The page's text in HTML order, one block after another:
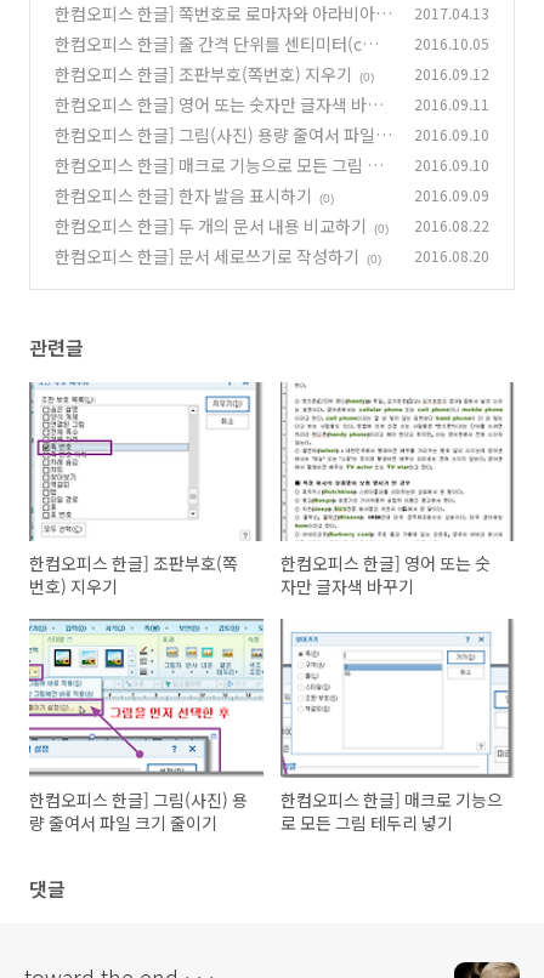
(0)
한컴오피스 한글] 쪽번호로 로마자와 아라비아
숫자를 같이 사용하기 (9)
2017.04.13
한컴오피스 한글] 줄 간격 단위를 센티미터(cm)
로 변경하기
(0)
2016.10.05
한컴오피스 한글] 조판부호(쪽번호) 지우기 (0) 2016.09.12
한컴오피스 한글] 영어 또는 숫자만 글자색 바꾸
기
(14)
2016.09.11
한컴오피스 한글] 그림(사진) 용량 줄여서 파일
크기 줄이기
(2)
2016.09.10
한컴오피스 한글] 매크로 기능으로 모든 그림 테
두리 넣기 (2)
2016.09.10
한컴오피스 한글] 한자 발음 표시하기 (0) 2016.09.09
한컴오피스 한글] 두 개의 문서 내용 비교하기 (0) 2016.08.22
한컴오피스 한글] 문서 세로쓰기로 작성하기 (0) 2016.08.20
관련글
한컴오피스 한글] 조판부호(쪽
번호) 지우기
한컴오피스 한글] 영어 또는 숫
자만 글자색 바꾸기
한컴오피스 한글] 그림(사진) 용
량 줄여서 파일 크기 줄이기
한컴오피스 한글] 매크로 기능으
로 모든 그림 테두리 넣기
댓글